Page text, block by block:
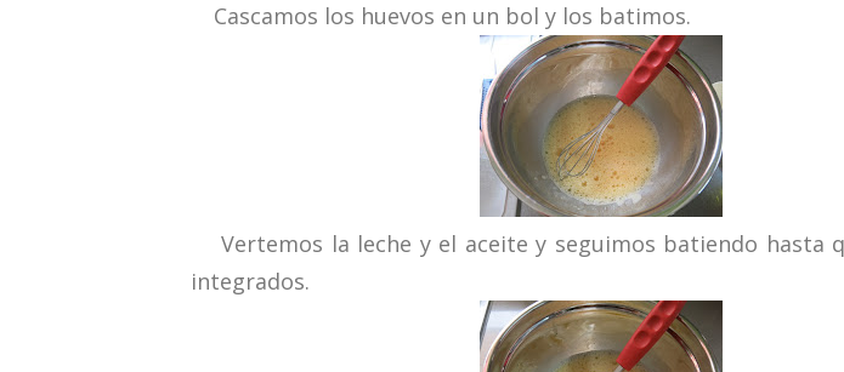
Cascamos los huevos en un bol y los batimos.
Vertemos la leche y el aceite y seguimos batiendo hasta
integrados.